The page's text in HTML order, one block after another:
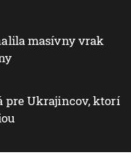
masívny vrak
pre Ukrajincov, ktorí